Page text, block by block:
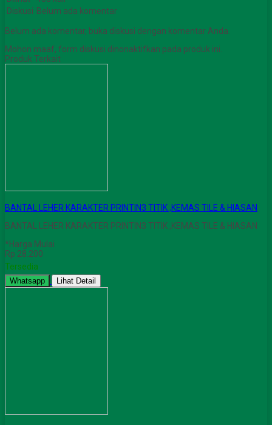
Diskusi Belum ada komentar
Belum ada komentar, buka diskusi dengan komentar Anda.
Mohon maaf, form diskusi dinonaktifkan pada produk ini.
Produk Terkait
BANTAL LEHER KARAKTER PRINTIN3 TITIK ,KEMAS TILE & HIASAN
BANTAL LEHER KARAKTER PRINTIN3 TITIK ,KEMAS TILE & HIASAN
*Harga Mulai
Rp 28.200
Tersedia
Whatsapp Lihat Detail